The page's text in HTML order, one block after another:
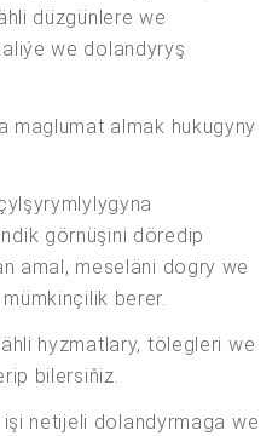
düzgünlere we
we dolandyryş
maglumat almak hukugyny
görnüşini döredip
amal, meseläni dogry we
berer.
hyzmatlary, tölegleri we
bilersiňiz.
netijeli dolandyrmaga we